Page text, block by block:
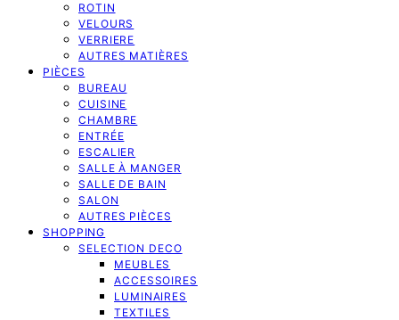
ROTIN
VELOURS
VERRIERE
AUTRES MATIÈRES
PIÈCES
BUREAU
CUISINE
CHAMBRE
ENTRÉE
ESCALIER
SALLE À MANGER
SALLE DE BAIN
SALON
AUTRES PIÈCES
SHOPPING
SELECTION DECO
MEUBLES
ACCESSOIRES
LUMINAIRES
TEXTILES